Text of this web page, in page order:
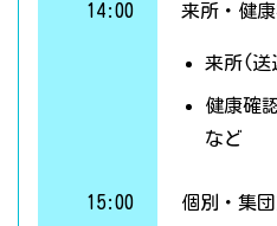
14:00 来所・健
来所(送
健康確
など
15:00 個別・集